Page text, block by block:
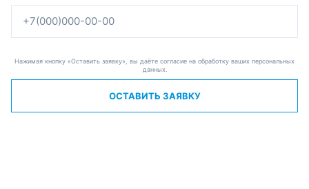
Нажимая кнопку «Оставить заявку», вы даёте согласие на обработку ваших персональных
данных.
ОСТАВИТЬ ЗАЯВКУ